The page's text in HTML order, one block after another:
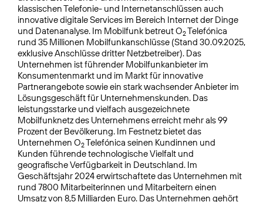
klassischen Telefonie- und Internetanschlüssen auch
innovative digitale Services im Bereich Internet der Dinge
und Datenanalyse. Im Mobilfunk betreut O2Telefónica
rund 35 Millionen Mobilfunkanschlüsse (Stand 30.09.2025,
exklusive Anschlüsse dritter Netzbetreiber). Das
Unternehmen ist führender Mobilfunkanbieter im
Konsumentenmarkt und im Markt für innovative
Partnerangebote sowie ein stark wachsender Anbieter im
Lösungsgeschäft für Unternehmenskunden. Das
leistungsstarke und vielfach ausgezeichnete
Mobilfunknetz des Unternehmens erreicht mehr als 99
Prozent der Bevölkerung. Im Festnetz bietet das
Unternehmen O2Telefónica seinen Kundinnen und
Kunden führende technologische Vielfalt und
geografische Verfügbarkeit in Deutschland. Im
Geschäftsjahr 2024 erwirtschaftete das Unternehmen mit
rund 7800 Mitarbeiterinnen und Mitarbeitern einen
Umsatz von 8,5 Milliarden Euro. Das Unternehmen gehört